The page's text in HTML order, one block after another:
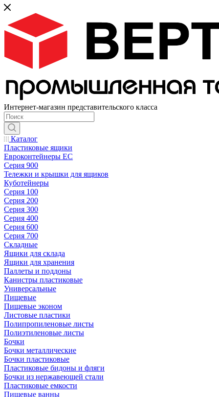
Интернет-магазин представительского класса
Каталог
Пластиковые ящики
Евроконтейнеры ЕС
Серия 900
Тележки и крышки для ящиков
Куботейнеры
Серия 100
Серия 200
Серия 300
Серия 400
Серия 600
Серия 700
Складные
Ящики для склада
Ящики для хранения
Паллеты и поддоны
Канистры пластиковые
Универсальные
Пищевые
Пищевые эконом
Листовые пластики
Полипропиленовые листы
Полиэтиленовые листы
Бочки
Бочки металлические
Бочки пластиковые
Пластиковые бидоны и фляги
Бочки из нержавеющей стали
Пластиковые емкости
Пищевые ванны